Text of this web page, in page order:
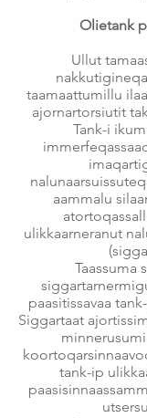
Olietank
Ullut
taamaattumillu
ajornartorsiutit
Tank-i
aammalu
ulikkaarneranut
Taassuma
paasitissavaa
Siggartaat
tank-ip